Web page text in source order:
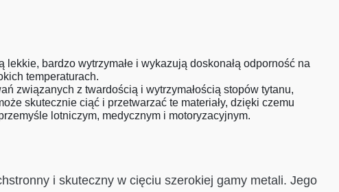
lekkie, bardzo wytrzymałe i wykazują doskonałą odporność na
temperaturach.
związanych z twardością i wytrzymałością stopów tytanu,
skutecznie ciąć i przetwarzać te materiały, dzięki czemu
lotniczym, medycznym i motoryzacyjnym.
i skuteczny w cięciu szerokiej gamy metali. Jego